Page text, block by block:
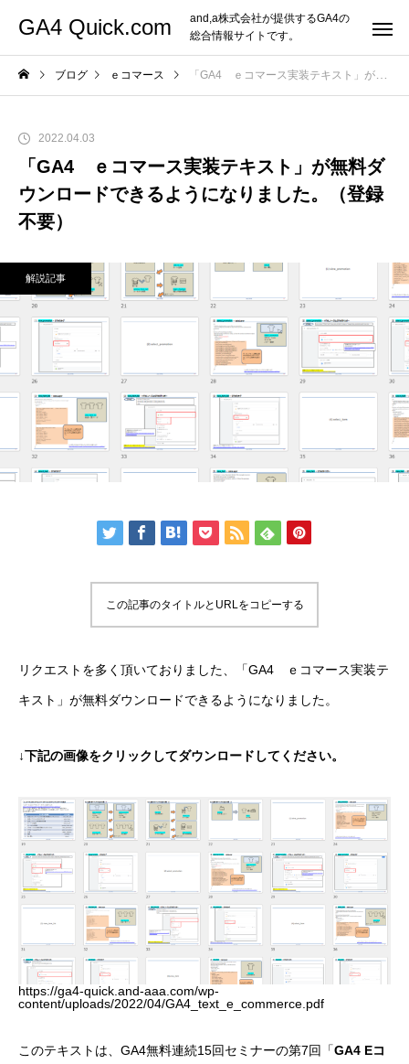
GA4 Quick.com
and,a株式会社が提供するGA4の
総合情報サイトです。
ブログ ｅコマース 「GA4 ｅコマース実装テキスト」が無料ダウンロードできるようになりました。（登録不要）
2022.04.03
「GA4 ｅコマース実装テキスト」が無料ダ
ウンロードできるようになりました。（登録
不要）
解説記事
この記事のタイトルとURLをコピーする
リクエストを多く頂いておりました、「GA4 ｅコマース実装テ
キスト」が無料ダウンロードできるようになりました。
↓下記の画像をクリックしてダウンロードしてください。
https://ga4-quick.and-aaa.com/wp-
content/uploads/2022/04/GA4_text_e_commerce.pdf
このテキストは、GA4無料連続15回セミナーの第7回「GA4 Eコ